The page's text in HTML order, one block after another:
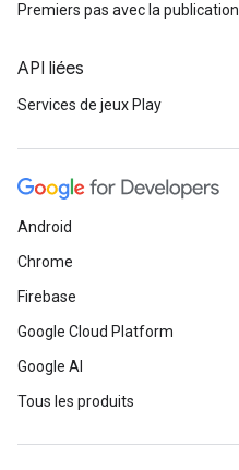
Premiers pas avec la publication
API liées
Services de jeux Play
Android
Chrome
Firebase
Google Cloud Platform
Google AI
Tous les produits